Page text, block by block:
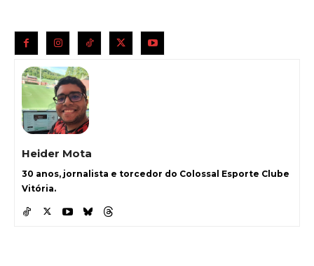
Heider Mota
30 anos, jornalista e torcedor do Colossal Esporte Clube
Vitória.